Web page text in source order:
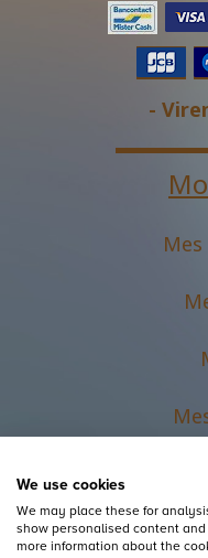
-
M
We use cookies
We may place these for
show personalised content
more information about the